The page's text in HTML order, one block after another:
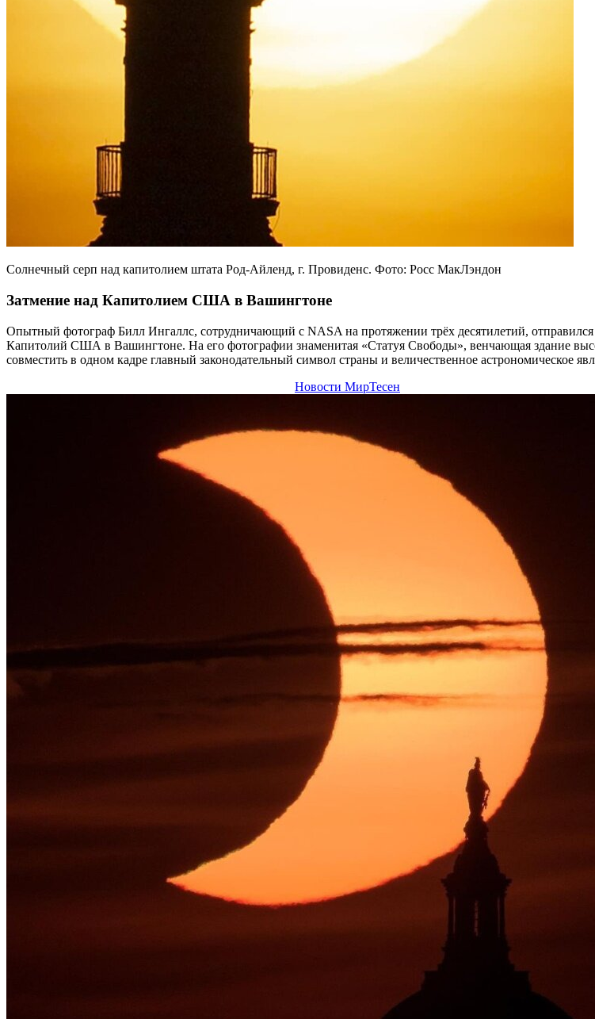
Солнечный серп над капитолием штата Род-Айленд, г. Провиденс. Фото: Росс МакЛэндон
Затмение над Капитолием США в Вашингтоне
Опытный фотограф Билл Ингаллс, сотрудничающий с NASA на протяжении трёх десятилетий,
Капитолий США в Вашингтоне. На его фотографии знаменитая «Статуя Свободы», венчающая здание
совместить в одном кадре главный законодательный символ страны и величественное астрономическое
Новости МирТесен